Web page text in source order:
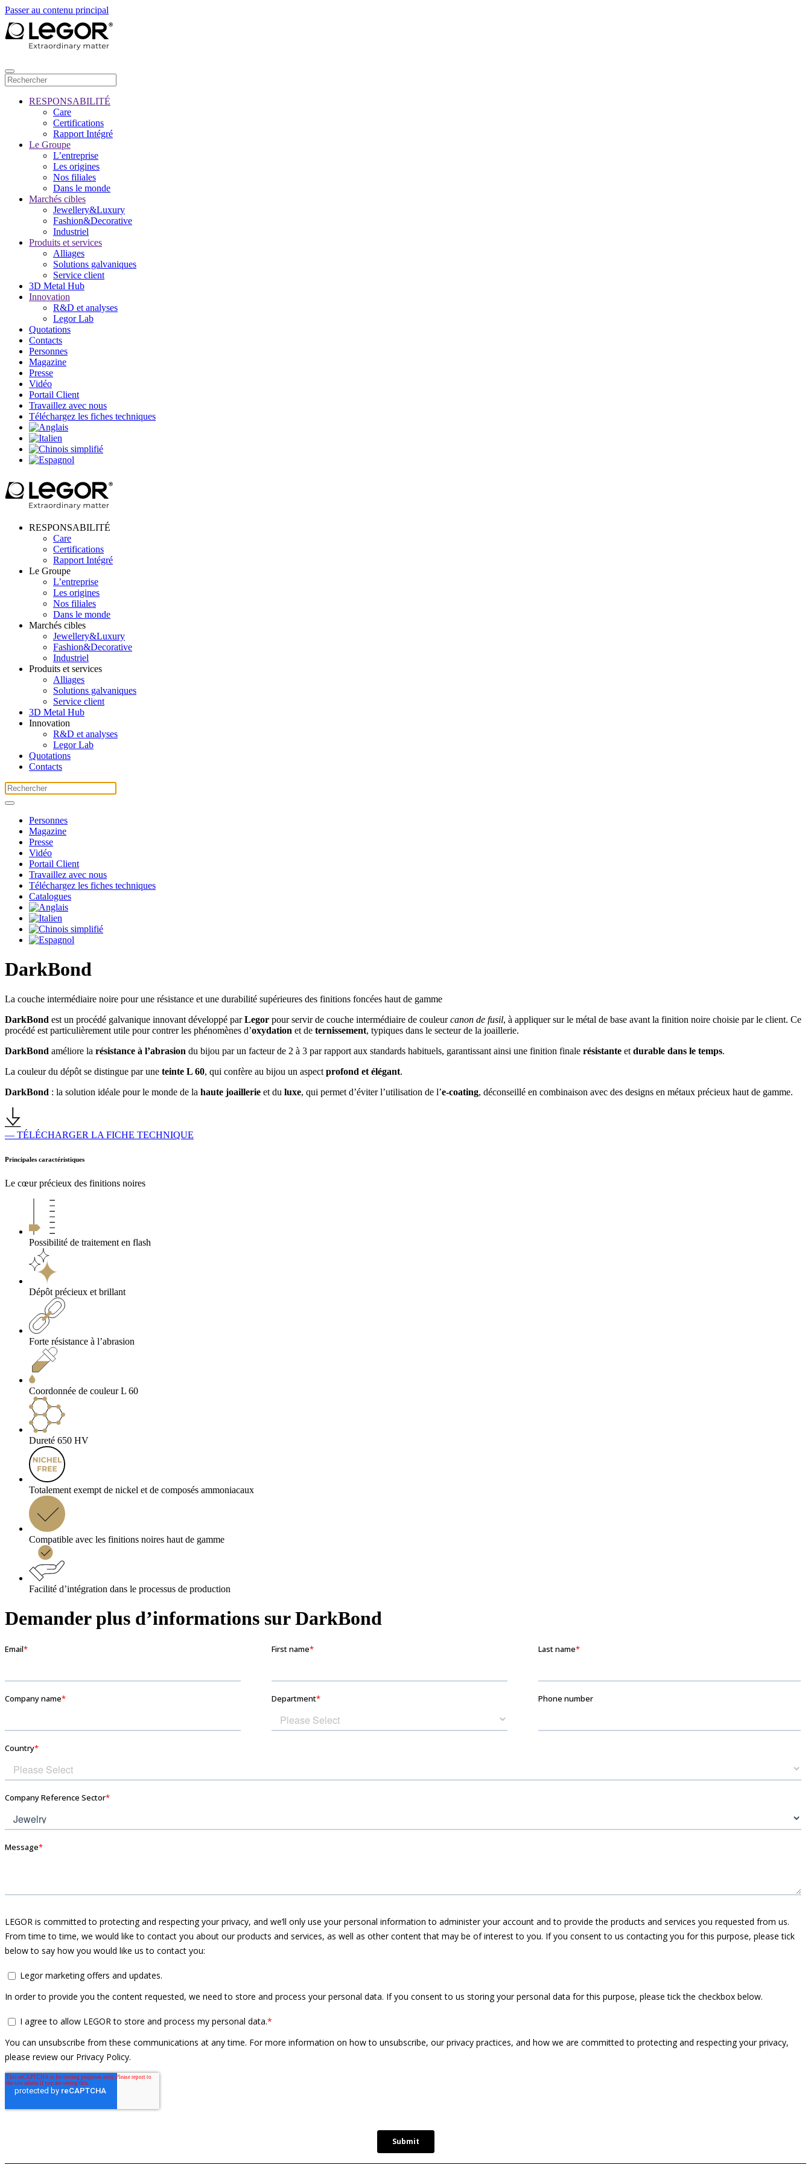
Passer au contenu principal
RESPONSABILITÉ
Care
Certifications
Rapport Intégré
Le Groupe
L’entreprise
Les origines
Nos filiales
Dans le monde
Marchés cibles
Jewellery&Luxury
Fashion&Decorative
Industriel
Produits et services
Alliages
Solutions galvaniques
Service client
3D Metal Hub
Innovation
R&D et analyses
Legor Lab
Quotations
Contacts
Personnes
Magazine
Presse
Vidéo
Portail Client
Travaillez avec nous
Téléchargez les fiches techniques
RESPONSABILITÉ
Care
Certifications
Rapport Intégré
Le Groupe
L’entreprise
Les origines
Nos filiales
Dans le monde
Marchés cibles
Jewellery&Luxury
Fashion&Decorative
Industriel
Produits et services
Alliages
Solutions galvaniques
Service client
3D Metal Hub
Innovation
R&D et analyses
Legor Lab
Quotations
Contacts
Personnes
Magazine
Presse
Vidéo
Portail Client
Travaillez avec nous
Téléchargez les fiches techniques
Catalogues
DarkBond
La couche intermédiaire noire pour une résistance et une durabilité supérieures des finitions foncées haut de gamme
DarkBond est un procédé galvanique innovant développé parLegor pour servir de couche intermédiaire de couleurcanon de fusil, à appliquer sur le métal de base avant la finition noire choisie par le client. Ce
procédé est particulièrement utile pour contrer les phénomènes d’oxydation et de ternissement, typiques dans le secteur de la joaillerie.
DarkBond améliore la résistance à l’abrasion du bijou par un facteur de 2 à 3 par rapport aux standards habituels, garantissant ainsi une finition finale résistante et durable dans le temps.
La couleur du dépôt se distingue par une teinte L 60, qui confère au bijou un aspect profond et élégant.
DarkBond : la solution idéale pour le monde de la haute joaillerie et du luxe, qui permet d’éviter l’utilisation de l’e-coating, déconseillé en combinaison avec des designs en métaux précieux haut de gamme.
— TÉLÉCHARGER LA FICHE TECHNIQUE
Principales caractéristiques
Le cœur précieux des finitions noires
Possibilité de traitement en flash
Dépôt précieux et brillant
Forte résistance à l’abrasion
Coordonnée de couleur L 60
Dureté 650 HV
Totalement exempt de nickel et de composés ammoniacaux
Compatible avec les finitions noires haut de gamme
Facilité d’intégration dans le processus de production
Demander plus d’informations sur DarkBond